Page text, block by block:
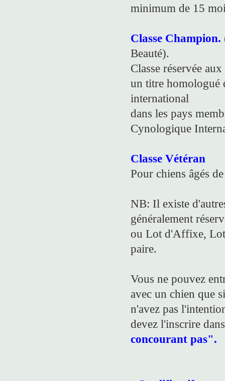
minimum de 15
Classe Champion.
Beauté).
Classe réservée
un titre homologué
international
dans les pays
Cynologique
Classe Vétéran
Pour chiens âgés
NB: Il existe
généralement
ou Lot d'Affixe,
paire.
Vous ne pouvez
avec un chien que
n'avez pas
devez l'inscrire
concourant pas".